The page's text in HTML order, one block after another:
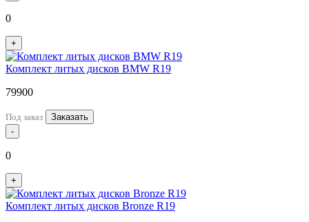
0
+
Комплект литых дисков BMW R19
79900
Под заказ
Заказать
-
0
+
Комплект литых дисков Bronze R19